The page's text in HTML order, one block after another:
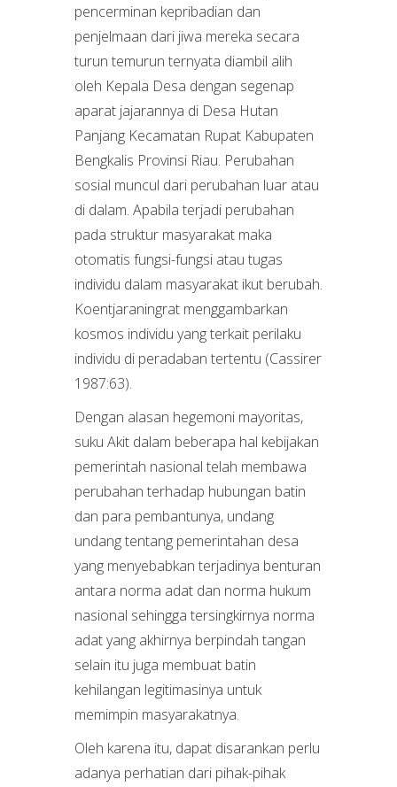
pencerminan kepribadian dan
penjelmaan dari jiwa mereka secara
turun temurun ternyata diambil alih
oleh Kepala Desa dengan segenap
aparat jajarannya di Desa Hutan
Panjang Kecamatan Rupat Kabupaten
Bengkalis Provinsi Riau. Perubahan
sosial muncul dari perubahan luar atau
di dalam. Apabila terjadi perubahan
pada struktur masyarakat maka
otomatis fungsi-fungsi atau tugas
individu dalam masyarakat ikut berubah.
Koentjaraningrat menggambarkan
kosmos individu yang terkait perilaku
individu di peradaban tertentu (Cassirer
1987:63).
Dengan alasan hegemoni mayoritas,
suku Akit dalam beberapa hal kebijakan
pemerintah nasional telah membawa
perubahan terhadap hubungan batin
dan para pembantunya, undang
undang tentang pemerintahan desa
yang menyebabkan terjadinya benturan
antara norma adat dan norma hukum
nasional sehingga tersingkirnya norma
adat yang akhirnya berpindah tangan
selain itu juga membuat batin
kehilangan legitimasinya untuk
memimpin masyarakatnya.
Oleh karena itu, dapat disarankan perlu
adanya perhatian dari pihak-pihak